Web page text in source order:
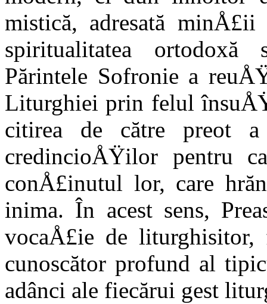
mistică, adresată
spiritualitatea ortodoxă
Părintele Sofronie a
Liturghiei prin felul
citirea de către preot
credincioÅŸilor pentru
conÅ£inutul lor, care
inima. În acest sens,
vocaÅ£ie de
cunoscător profund al
adânci ale fiecărui gest